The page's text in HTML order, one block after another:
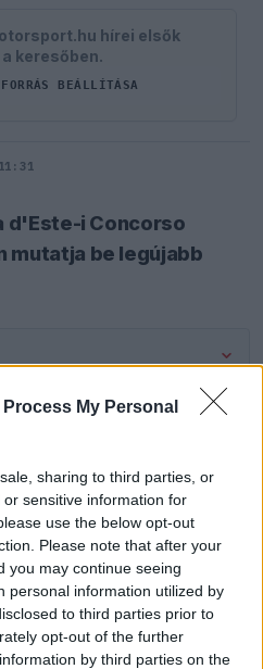
Process My Personal
sharing to third parties, or
sensitive information for
use the below opt-out
Please note that after your
you may continue seeing
personal information utilized by
to third parties prior to
opt-out of the further
by third parties on the
hírei elsők
keresőben.
BEÁLLÍTÁSA
d'Este-i Concorso
mutatja be legújabb
lepte meg az
lepleznek le a
teli
bír, mivel tavaly
mutatkozott be